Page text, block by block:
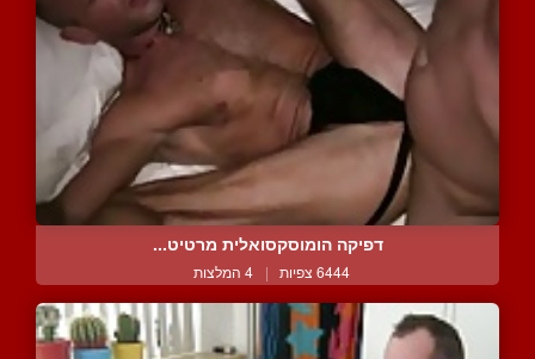
דפיקה הומוסקסואלית מרטיט...
6444 צפיות | 4 המלצות